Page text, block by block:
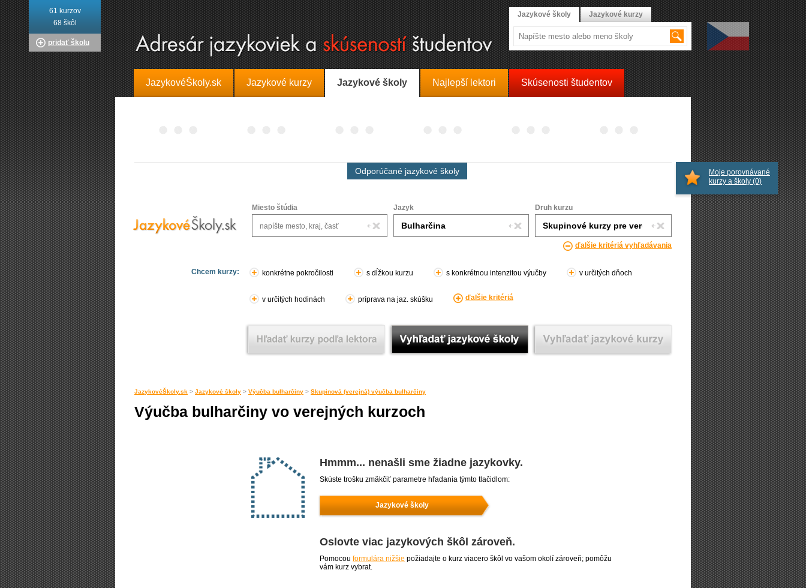
JazykovéŠkoly.sk Jazykové kurzy Jazykové školy Najlepší lektori Skúsenosti študentov
Odporúčané jazykové školy
Miesto štúdia Jazyk Druh kurzu
ďalšie kritériá vyhľadávania
Chcem kurzy: konkrétne pokročilosti s dĺžkou kurzu s konkrétnou intenzitou výučby v určitých dňoch
v určitých hodinách príprava na jaz. skúšku ďalšie kritériá
JazykovéŠkoly.sk > Jazykové školy > Výučba bulharčiny > Skupinová (verejná) výučba bulharčiny
Výučba bulharčiny vo verejných kurzoch
Hmmm... nenašli sme žiadne jazykovky.
Skúste trošku zmäkčiť parametre hľadania týmto tlačidlom:
Jazykové školy
Oslovte viac jazykových škôl zároveň.
Pomocou formulára nižšie požiadajte o kurz viacero škôl vo vašom okolí zároveň; pomôžu
vám kurz vybrat.
Moje porovnávané
kurzy a školy (0)
61 kurzov
68 škôl
pridať školu
Jazykové školy Jazykové kurzy